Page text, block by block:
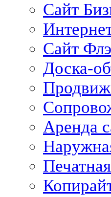
Сайт
Сайт
Доска-
Аренда